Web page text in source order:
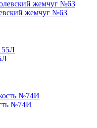
жемчуг №63
№74И